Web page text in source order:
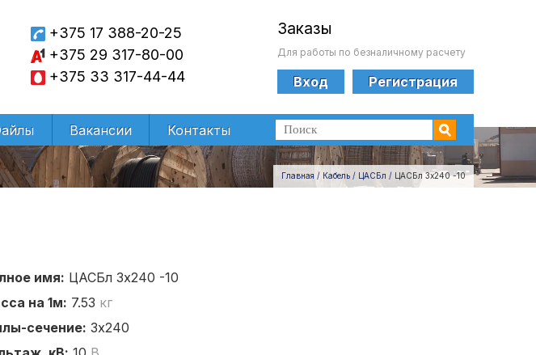
+375 17 388-20-25
+375 29 317-80-00
+375 33 317-44-44
Заказы
Для работы по безналичному расчету
Вход Регистрация
Вакансии Контакты
Главная / Кабель / ЦАСБл / ЦАСБл 3х240 -10
имя: ЦАСБл 3х240 -10
на 1м: 7.53 кг
сечение: 3х240